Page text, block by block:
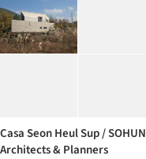
Casa Seon Heul Sup / SOHUN
Architects & Planners